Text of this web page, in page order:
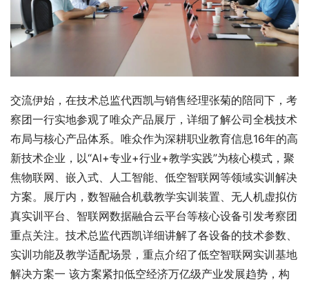
交流伊始，在技术总监代西凯与销售经理张菊的陪同下，考
察团一行实地参观了唯众产品展厅，详细了解公司全栈技术
布局与核心产品体系。唯众作为深耕职业教育信息16年的高
新技术企业，以“Al+专业+行业+教学实践”为核心模式，聚
焦物联网、嵌入式、人工智能、低空智联网等领域实训解决
方案。展厅内，数智融合机载教学实训装置、无人机虚拟仿
真实训平台、智联网数据融合云平台等核心设备引发考察团
重点关注。技术总监代西凯详细讲解了各设备的技术参数、
实训功能及教学适配场景，重点介绍了低空智联网实训基地
解决方案一 该方案紧扣低空经济万亿级产业发展趋势，构